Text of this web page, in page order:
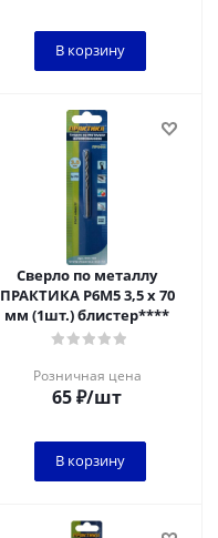
В корзину
Сверло по металлу
ПРАКТИКА Р6М5 3,5 х 70
мм (1шт.) блистер****
Розничная цена
65₽/шт
В корзину